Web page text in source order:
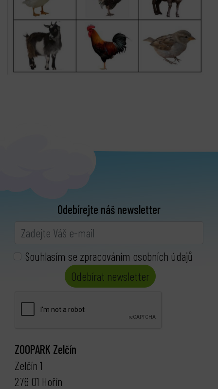
Odebírejte náš newsletter
Souhlasím se zpracováním osobních údajů
Odebírat newsletter
ZOOPARK Zelčín
Zelčín 1
276 01 Hořín